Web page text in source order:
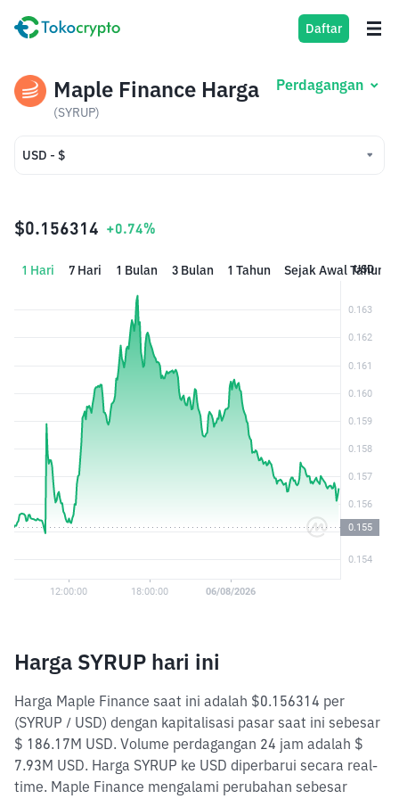
Daftar
Maple Finance Harga
(SYRUP)
Perdagangan
USD - $
IDR - Rp
$0.156314 +0.74%
1 Hari 7 Hari 1 Bulan 3 Bulan 1 Tahun Sejak Awal Tahun
USD
Harga SYRUP hari ini
Harga Maple Finance saat ini adalah $0.156314 per
(SYRUP / USD) dengan kapitalisasi pasar saat ini sebesar
$ 186.17M USD. Volume perdagangan 24 jam adalah $
7.93M USD. Harga SYRUP ke USD diperbarui secara real-
time. Maple Finance mengalami perubahan sebesar